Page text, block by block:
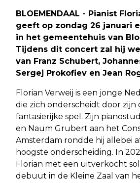
BLOEMENDAAL - Pianist
geeft op zondag 26 januari
in het gemeentehuis van
Tijdens dit concert zal hij
van Franz Schubert,
Sergej Prokofiev en Jean
Florian Verweij is een jonge
die zich onderscheidt door zijn
fantasierijke spel. Zijn
en Naum Grubert aan het
Amsterdam rondde hij allebei
hoogste onderscheiding. In
Florian met een uitverkocht
debuut in de Kleine Zaal van